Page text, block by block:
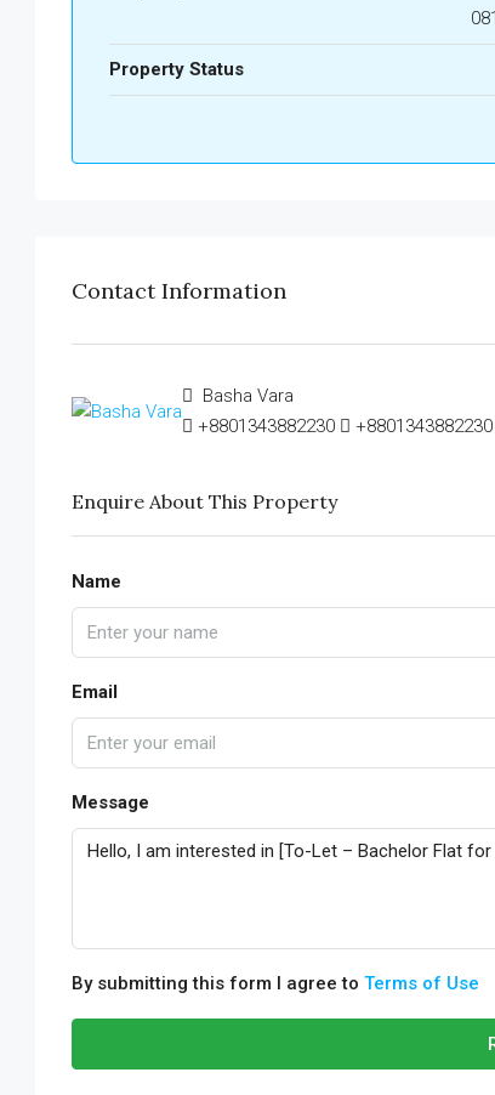
Property Status
Contact Information
Basha Vara
+8801343882230
+8801343882230
Enquire About This Property
Name
Email
Message
By submitting this form I agree to Terms of Use